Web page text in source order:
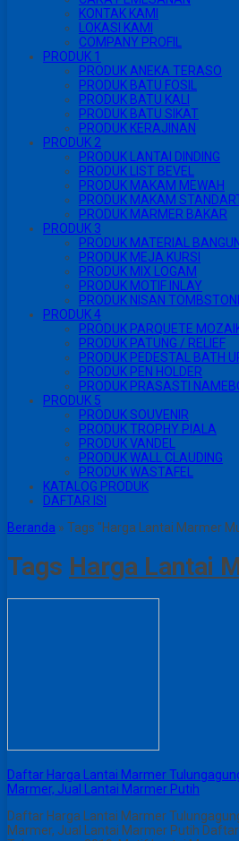
KONTAK KAMI
LOKASI KAMI
COMPANY PROFIL
PRODUK 1
PRODUK ANEKA TERASO
PRODUK BATU FOSIL
PRODUK BATU KALI
PRODUK BATU SIKAT
PRODUK KERAJINAN
PRODUK 2
PRODUK LANTAI DINDING
PRODUK LIST BEVEL
PRODUK MAKAM MEWAH
PRODUK MAKAM
PRODUK MARMER BAKAR
PRODUK 3
PRODUK MATERIAL
PRODUK MEJA KURSI
PRODUK MIX LOGAM
PRODUK MOTIF INLAY
PRODUK NISAN
PRODUK 4
PRODUK PARQUETE
PRODUK PATUNG / RELIEF
PRODUK PEDESTAL BATH
PRODUK PEN HOLDER
PRODUK PRASASTI
PRODUK 5
PRODUK SOUVENIR
PRODUK TROPHY PIALA
PRODUK VANDEL
PRODUK WALL CLAUDING
PRODUK WASTAFEL
KATALOG PRODUK
DAFTAR ISI
Beranda » Tags "Harga Lantai Marmer
Tags Harga Lantai
Daftar Harga Lantai Marmer
Marmer, Jual Lantai Marmer Putih
Daftar Harga Lantai Marmer
Marmer, Jual Lantai Marmer Putih